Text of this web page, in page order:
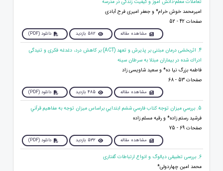
تعاملات معلم-دانش آموز و کیفیت زندگی در مدرسه
امیرمحمد خوش خرام* و جعفر امیری فرح آبادی
صفحات 42 - 52
مشاهده مقاله 582 بازدید دانلود (PDF)
4. اثربخشی درمان مبتنی بر پذیرش و تعهد (ACT) بر کاهش درد، دغدغه فکری و تنیدگی
ادراك شده در بيماران مبتلا به سرطان سينه
فاطمه بزرگ نیا ده* و سعید شاویسی زاد
صفحات 53 - 68
مشاهده مقاله 485 بازدید دانلود (PDF)
5. بررسي ميزان توجه کتاب فارسي ششم ابتدايي براساس ميزان توجه به مفاهيم قرآني
فرشید رستم زاده* و رقیه مسلم زاده
صفحات 69 - 75
مشاهده مقاله 532 بازدید دانلود (PDF)
6. بررسی تطبیقی دیالوگ و انواع ارتباطات گفتاری
محمد امین چهاردولی*